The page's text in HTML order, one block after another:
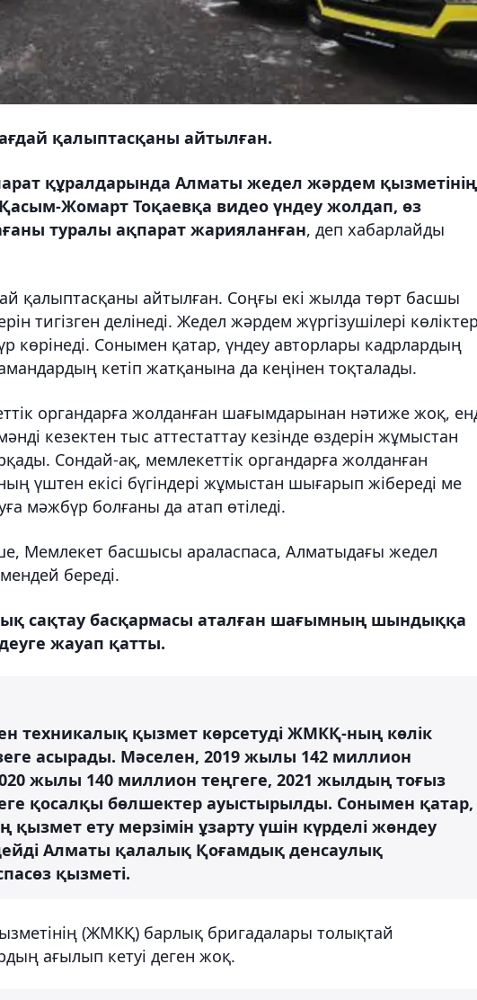
қалыптасқаны айтылған.
құралдарында Алматы жедел жәрдем қызметінің
Жомарт Тоқаевқа видео үндеу жолдап, өз
туралы ақпарат жарияланған, деп хабарлайды
қалыптасқаны айтылған. Соңғы екі жылда төрт басшы
тигізген делінеді. Жедел жәрдем жүргізушілері
көрінеді. Сонымен қатар, үндеу авторлары кадрлардың
кетіп жатқанына да кеңінен тоқталады.
органдарға жолданған шағымдарынан нәтиже жоқ,
кезектен тыс аттестаттау кезінде өздерін жұмыстан
Сондай-ақ, мемлекеттік органдарға жолданған
үштен екісі бүгіндері жұмыстан шығарып жібереді ме
мәжбүр болғаны да атап өтіледі.
Мемлекет басшысы араласпаса, Алматыдағы жедел
береді.
сақтау басқармасы аталған шағымның шындыққа
жауап қатты.
техникалық қызмет көрсетуді ЖМКҚ-ның көлік
асырады. Мәселен, 2019 жылы 142 миллион
жылы 140 миллион теңгеге, 2021 жылдың тоғыз
қосалқы бөлшектер ауыстырылды. Сонымен қатар,
қызмет ету мерзімін ұзарту үшін күрделі жөндеу
Алматы қалалық Қоғамдық денсаулық
қызметі.
(ЖМКҚ) барлық бригадалары толықтай
ағылып кетуі деген жоқ.